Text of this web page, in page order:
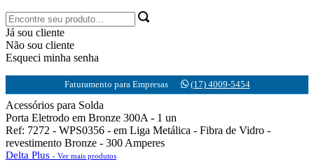
Já sou cliente
Não sou cliente
Esqueci minha senha
Faturamento para Empresas (17) 4009-5454
Acessórios para Solda
Porta Eletrodo em Bronze 300A - 1 un
Ref: 7272 - WPS0356 - em Liga Metálica - Fibra de Vidro -
revestimento Bronze - 300 Amperes
Delta Plus - Ver mais produtos